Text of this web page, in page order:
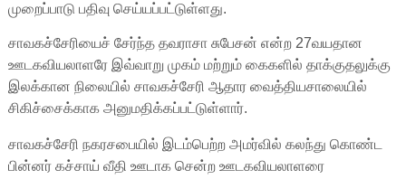
முறைப்பாடு பதிவு செய்யப்பட்டுள்ளது.
சாவகச்சேரியைச் சேர்ந்த தவராசா சுபேசன் என்ற 27வயதான
ஊடகவியலாளரே இவ்வாறு முகம் மற்றும் கைகளில் தாக்குதலுக்கு
இலக்கான நிலையில் சாவகச்சேரி ஆதார வைத்தியசாலையில்
சிகிச்சைக்காக அனுமதிக்கப்பட்டுள்ளார்.
சாவகச்சேரி நகரசபையில் இடம்பெற்ற அமர்வில் கலந்து கொண்ட
பின்னர் கச்சாய் வீதி ஊடாக சென்ற ஊடகவியலாளரை